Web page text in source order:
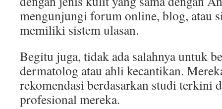
mengunjungi forum online, blog, atau
memiliki sistem ulasan.
Begitu juga, tidak ada salahnya untuk
dermatolog atau ahli kecantikan.
rekomendasi berdasarkan studi terkini
profesional mereka.